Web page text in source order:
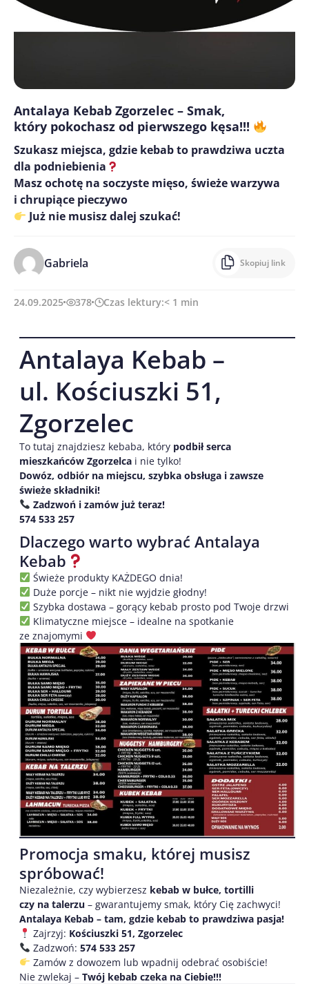
Antalaya Kebab Zgorzelec – Smak,
który pokochasz od pierwszego kęsa!!!
Szukasz miejsca, gdzie kebab to prawdziwa uczta
dla podniebienia
Masz ochotę na soczyste mięso, świeże warzywa
i chrupiące pieczywo
Już nie musisz dalej szukać!
Gabriela Skopiuj link
24.09.2025 378 Czas lektury:< 1 min
Antalaya Kebab –
ul. Kościuszki 51,
Zgorzelec
To tutaj znajdziesz kebaba, który podbił serca
mieszkańców Zgorzelca i nie tylko!
Dowóz, odbiór na miejscu, szybka obsługa i zawsze
świeże składniki!
Zadzwoń i zamów już teraz!
574 533 257
Dlaczego warto wybrać Antalaya
Kebab
Świeże produkty KAŻDEGO dnia!
Duże porcje – nikt nie wyjdzie głodny!
Szybka dostawa – gorący kebab prosto pod Twoje drzwi
Klimatyczne miejsce – idealne na spotkanie
ze znajomymi
Promocja smaku, której musisz
spróbować!
Niezależnie, czy wybierzesz kebab w bułce, tortilli
czy na talerzu – gwarantujemy smak, który Cię zachwyci!
Antalaya Kebab – tam, gdzie kebab to prawdziwa pasja!
Zajrzyj: Kościuszki 51, Zgorzelec
Zadzwoń: 574 533 257
Zamów z dowozem lub wpadnij odebrać osobiście!
Nie zwlekaj – Twój kebab czeka na Ciebie!!!